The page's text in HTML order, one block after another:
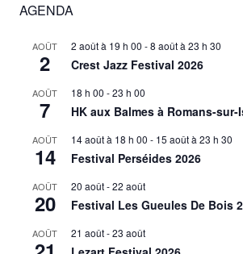
AGENDA
AOÛT
2
2 août à 19 h 00 -8 août à 23 h 30
Crest Jazz Festival 2026
AOÛT
7
18 h 00 -23 h 00
HK aux Balmes à Romans-sur-
AOÛT
14
14 août à 18 h 00 - 15 août à 23 h 30
Festival Perséides 2026
AOÛT
20
20 août-22 août
Festival Les Gueules De Bois
AOÛT 21 août-23 août